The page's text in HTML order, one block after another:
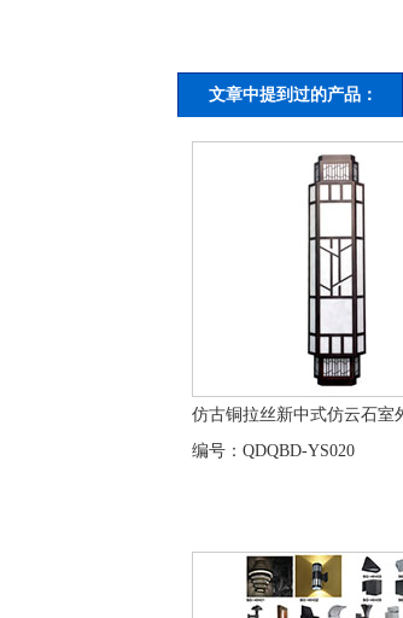
文章中提到过的产品：
仿古铜拉丝新中式仿云石室
编号：QDQBD-YS020